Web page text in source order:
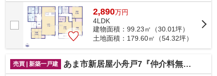
せて頂きますのでお気軽にお問合せ下...
2,890万円
4LDK
建物面積：99.23㎡（30.01坪）
土地面積：179.60㎡（54.32坪）
売買 | 新築一戸建 あま市新居屋小舟戸7『仲介料無料』新築戸建て